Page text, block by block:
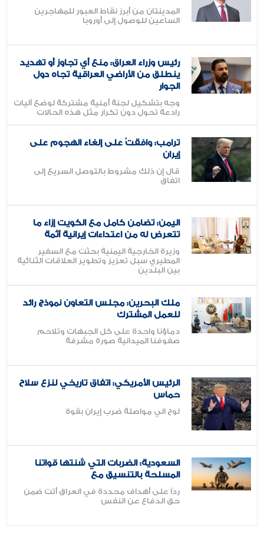
المدينتان من أبرز نقاط العبور للمهاجرين
الساعين للوصول إلى أوروبا
رئيس وزراء العراق: منع أي تجاوز أو تهديد
ينطلق من الأراضي العراقية تجاه دول
الجوار
وجه بتشكيل لجنة أمنية مشتركة لوضع آليات
رادعة تحول دون تكرار مثل هذه الحالات
ترامب: وافقتُ على إلغاء الهجوم على
إيران
قال إن ذلك مشروط بالتوصل السريع إلى
اتفاق
اليمن: تضامن كامل مع الكويت إزاء ما
تتعرض له من اعتداءات إيرانية آثمة
وزيرة الخارجية اليمنية بحثت مع السفير
المطيري سبل تعزيز وتطوير العلاقات الثنائية
بين البلدين
ملك البحرين: مجلس التعاون نموذج رائد
للعمل المشترك
دماؤنا واحدة على كل الجبهات وتلاحم
صفوفنا الميدانية صورة مشرفة
الرئيس الأمريكي: اتفاق تاريخي لنزع سلاح
حماس
لوح الي مواصلة ضرب إيران بقوة
السعودية: الضربات التي شنتها قواتنا
المسلحة بالتنسيق مع
ردًا على أهداف محددة في العراق أتت ضمن
حق الدفاع عن النفس